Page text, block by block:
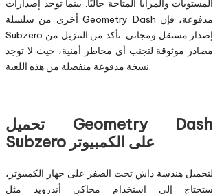
المستويات والمزايا المتاحة حاليًا. بينما توجد إصدارات
أخرى من سلسلة Geometry Dash مدفوعة، فإن
Subzero إصدار مستقل ومجاني. تأكد من التنزيل من
مصادر موثوقة لتجنب أي مخاطر أمنية، حيث لا توجد
نسخة مدفوعة منفصلة من هذه اللعبة.
تحميل Geometry Dash
Subzero على الكمبيوتر
لتحميل هندسة داش تحت الصفر على جهاز الكمبيوتر،
ستحتاج إلى استخدام محاكي أندرويد مثل